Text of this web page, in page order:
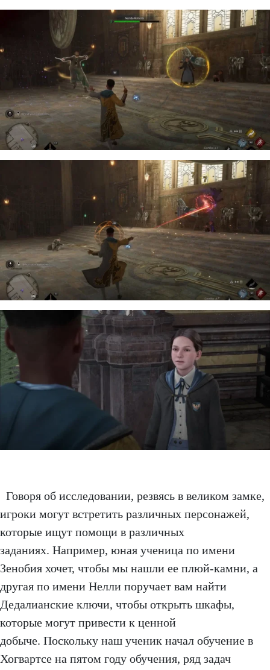
Говоря об исследовании, резвясь в великом замке,
игроки могут встретить различных персонажей,
которые ищут помощи в различных
заданиях. Например, юная ученица по имени
Зенобия хочет, чтобы мы нашли ее плюй-камни, а
другая по имени Нелли поручает вам найти
Дедалианские ключи, чтобы открыть шкафы,
которые могут привести к ценной
добыче. Поскольку наш ученик начал обучение в
Хогвартсе на пятом году обучения, ряд задач